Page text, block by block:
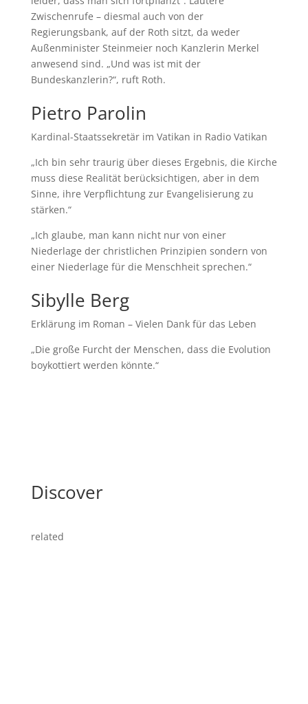
Zwischenrufe – diesmal auch von der
Regierungsbank, auf der Roth sitzt, da weder
Außenminister Steinmeier noch Kanzlerin Merkel
anwesend sind. „Und was ist mit der
Bundeskanzlerin?“, ruft Roth.
Pietro Parolin
Kardinal-Staatssekretär im Vatikan in Radio Vatikan
„Ich bin sehr traurig über dieses Ergebnis, die Kirche
muss diese Realität berücksichtigen, aber in dem
Sinne, ihre Verpflichtung zur Evangelisierung zu
stärken.“
„Ich glaube, man kann nicht nur von einer
Niederlage der christlichen Prinzipien sondern von
einer Niederlage für die Menschheit sprechen.“
Sibylle Berg
Erklärung im Roman – Vielen Dank für das Leben
„Die große Furcht der Menschen, dass die Evolution
boykottiert werden könnte.“
Discover
related